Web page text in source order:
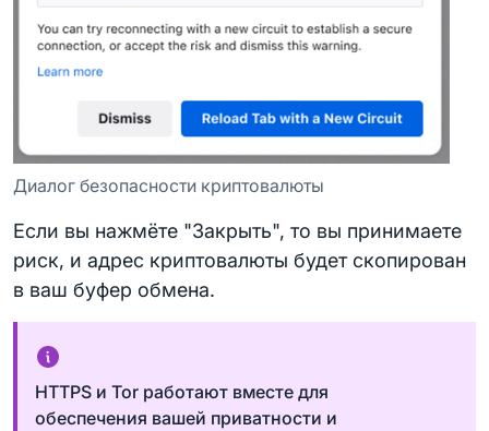
Диалог безопасности криптовалюты
Если вы нажмёте "Закрыть", то вы принимаете
риск, и адрес криптовалюты будет скопирован
в ваш буфер обмена.
HTTPS и Tor работают вместе для
обеспечения вашей приватности и